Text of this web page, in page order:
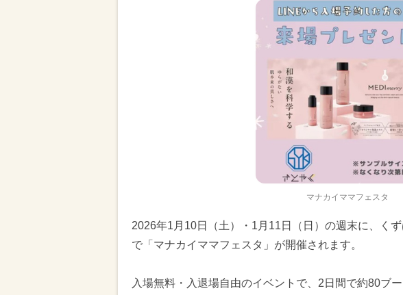
マナカイママフェスタ
2026年1月10日（土）・1月11日（日）の週末に、く
で「マナカイママフェスタ」が開催されます。
入場無料・入退場自由のイベントで、2日間で約80ブ